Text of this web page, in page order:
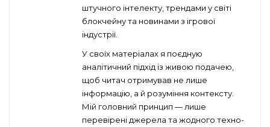
штучного інтелекту, трендами у світі
блокчейну та новинами з ігрової
індустрії.
У своїх матеріалах я поєдную
аналітичний підхід із живою подачею,
щоб читач отримував не лише
інформацію, а й розуміння контексту.
Мій головний принцип — лише
перевірені джерела та жодного техно-